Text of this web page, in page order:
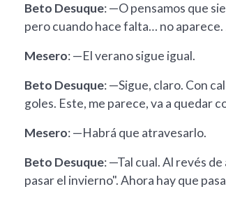
Beto Desuque: —O pensamos que
pero cuando hace falta… no aparece.
Mesero: —El verano sigue igual.
Beto Desuque: —Sigue, claro. Con
goles. Este, me parece, va a quedar
Mesero: —Habrá que atravesarlo.
Beto Desuque: —Tal cual. Al revés
pasar el invierno". Ahora hay que